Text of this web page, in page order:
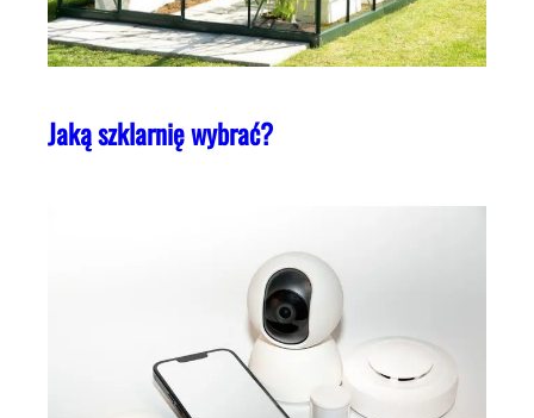
Jaką szklarnię wybrać?